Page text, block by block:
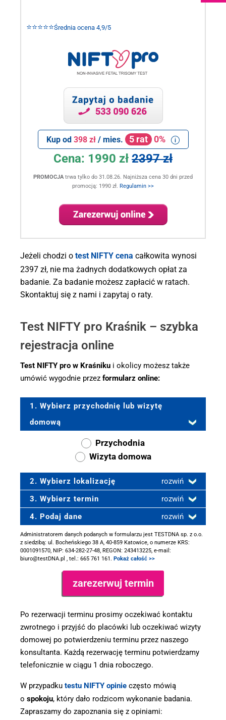
⭐⭐⭐⭐⭐Średnia ocena 4,9/5
Kup od 398 zł/ mies. 5 rat 0%
Cena: 1990 zł 2397 zł
PROMOCJAtrwa tylko do 31.08.26. Najniższa cena 30 dni przed
promocją: 1990 zł. Regulamin >>
Jeżeli chodzi o test NIFTY cena całkowita wynosi
2397 zł, nie ma żadnych dodatkowych opłat za
badanie. Za badanie możesz zapłacić w ratach.
Skontaktuj się z nami i zapytaj o raty.
Test NIFTY pro Kraśnik – szybka
rejestracja online
Test NIFTY pro w Kraśniku i okolicy możesz także
umówić wygodnie przez formularz online:
1. Wybierz przychodnię lub wizytę
domową
Przychodnia
Wizyta domowa
2. Wybierz lokalizację
rozwiń
3. Wybierz termin
rozwiń
4. Podaj dane
rozwiń
Administratorem danych podanych w formularzu jest TESTDNA sp. z o.o.
z siedzibą: ul. Bocheńskiego 38 A, 40-859 Katowice, o numerze KRS:
0001091570, NIP: 634-282-27-48, REGON: 243413225, e-mail:
biuro@testDNA.pl , tel.: 665 761 161. Pokaż całość >>
Po rezerwacji terminu prosimy oczekiwać kontaktu
zwrotnego i przyjść do placówki lub oczekiwać wizyty
domowej po potwierdzeniu terminu przez naszego
konsultanta. Każdą rezerwację terminu potwierdzamy
telefonicznie w ciągu 1 dnia roboczego.
W przypadku testu NIFTY opinie często mówią
o spokoju, który dało rodzicom wykonanie badania.
Zapraszamy do zapoznania się z opiniami: